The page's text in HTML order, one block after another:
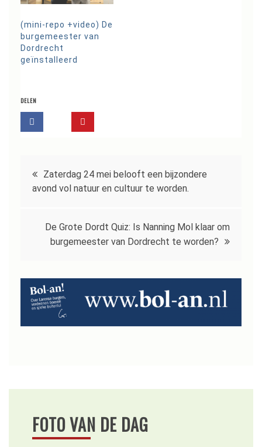
(mini-repo +video) De
burgemeester van
Dordrecht
geïnstalleerd
DELEN
Bericht
navigatie
Zaterdag 24 mei belooft een bijzondere
avond vol natuur en cultuur te worden.
De Grote Dordt Quiz: Is Nanning Mol klaar om
burgemeester van Dordrecht te worden?
FOTO VAN DE DAG